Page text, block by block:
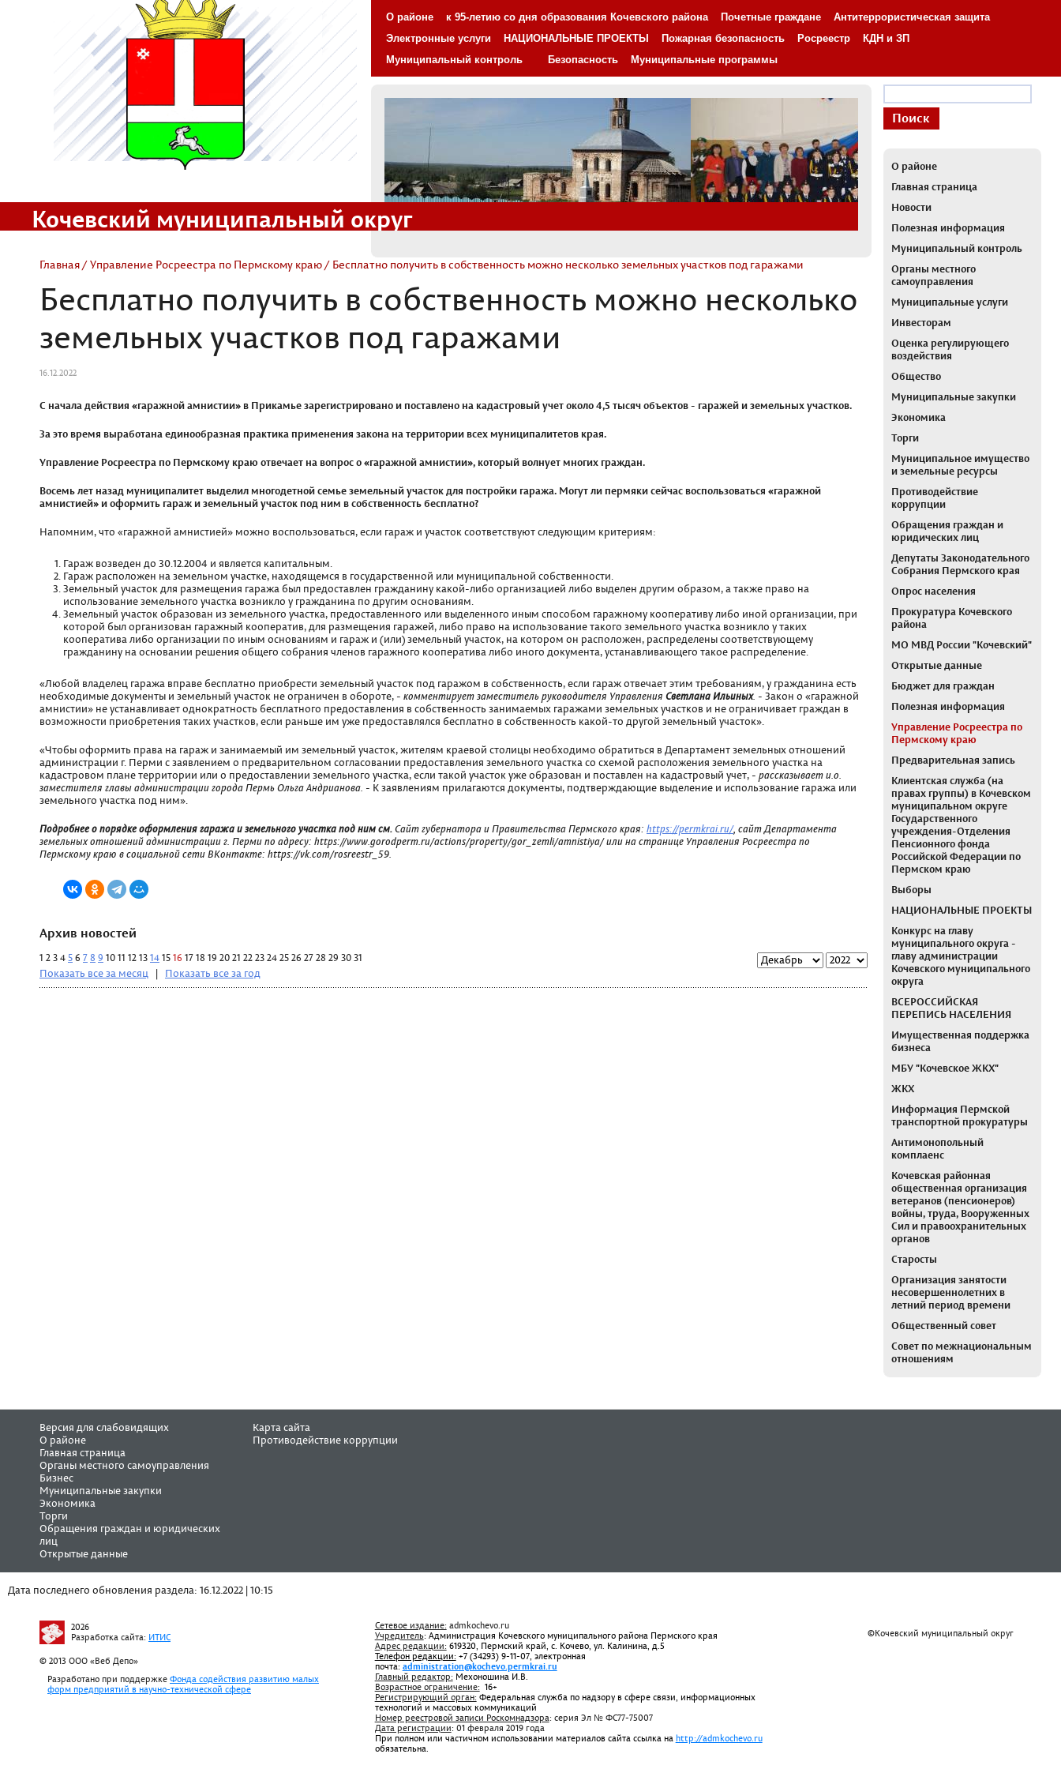
О районе к 95-летию со дня образования Кочевского района Почетные граждане
Антитеррористическая защита
Электронные услуги
НАЦИОНАЛЬНЫЕ ПРОЕКТЫ Пожарная безопасность Росреестр
КДН и ЗП
Муниципальный контроль
Безопасность Муниципальные программы
Кочевский муниципальный округ
О районе
Главная страница
Новости
Полезная информация
Муниципальный контроль
Органы местного
самоуправления
Муниципальные услуги
Инвесторам
Оценка регулирующего
воздействия
Общество
Муниципальные закупки
Экономика
Торги
Муниципальное имущество
и земельные ресурсы
Противодействие
коррупции
Обращения граждан и
юридических лиц
Депутаты Законодательного
Собрания Пермского края
Опрос населения
Прокуратура Кочевского
района
МО МВД России "Кочевский"
Открытые данные
Бюджет для граждан
Полезная информация
Управление Росреестра по
Пермскому краю
Предварительная запись
Клиентская служба (на
правах группы) в Кочевском
муниципальном округе
Государственного
учреждения-Отделения
Пенсионного фонда
Российской Федерации по
Пермском краю
Выборы
НАЦИОНАЛЬНЫЕ ПРОЕКТЫ
Конкурс на главу
муниципального округа -
главу администрации
Кочевского муниципального
округа
ВСЕРОССИЙСКАЯ
ПЕРЕПИСЬ НАСЕЛЕНИЯ
Имущественная поддержка
бизнеса
МБУ "Кочевское ЖКХ"
ЖКХ
Информация Пермской
транспортной прокуратуры
Антимонопольный
комплаенс
Кочевская районная
общественная организация
ветеранов (пенсионеров)
войны, труда, Вооруженных
Сил и правоохранительных
органов
Старосты
Организация занятости
несовершеннолетних в
летний период времени
Общественный совет
Совет по межнациональным
отношениям
Главная/Управление Росреестра по Пермскому краю/ Бесплатно получить в собственность можно несколько земельных участков под гаражами
Бесплатно получить в собственность можно несколько
земельных участков под гаражами
16.12.2022
С начала действия «гаражной амнистии» в Прикамье зарегистрировано и поставлено на кадастровый учет около 4,5 тысяч объектов - гаражей и земельных участков.
За это время выработана единообразная практика применения закона на территории всех муниципалитетов края.
Управление Росреестра по Пермскому краю отвечает на вопрос о «гаражной амнистии», который волнует многих граждан.
Восемь лет назад муниципалитет выделил многодетной семье земельный участок для постройки гаража. Могут ли пермяки сейчас воспользоваться «гаражной
амнистией» и оформить гараж и земельный участок под ним в собственность бесплатно?
Напомним, что «гаражной амнистией» можно воспользоваться, если гараж и участок соответствуют следующим критериям:
Гараж возведен до 30.12.2004 и является капитальным.
Гараж расположен на земельном участке, находящемся в государственной или муниципальной собственности.
Земельный участок для размещения гаража был предоставлен гражданину какой-либо организацией либо выделен другим образом, а также право на
использование земельного участка возникло у гражданина по другим основаниям.
Земельный участок образован из земельного участка, предоставленного или выделенного иным способом гаражному кооперативу либо иной организации, при
которой был организован гаражный кооператив, для размещения гаражей, либо право на использование такого земельного участка возникло у таких
кооператива либо организации по иным основаниям и гараж и (или) земельный участок, на котором он расположен, распределены соответствующему
гражданину на основании решения общего собрания членов гаражного кооператива либо иного документа, устанавливающего такое распределение.
«Любой владелец гаража вправе бесплатно приобрести земельный участок под гаражом в собственность, если гараж отвечает этим требованиям, у гражданина есть
необходимые документы и земельный участок не ограничен в обороте, - комментирует заместитель руководителя Управления Светлана Ильиных. - Закон о «гаражной
амнистии» не устанавливает однократность бесплатного предоставления в собственность занимаемых гаражами земельных участков и не ограничивает граждан в
возможности приобретения таких участков, если раньше им уже предоставлялся бесплатно в собственность какой-то другой земельный участок».
«Чтобы оформить права на гараж и занимаемый им земельный участок, жителям краевой столицы необходимо обратиться в Департамент земельных отношений
администрации г. Перми с заявлением о предварительном согласовании предоставления земельного участка со схемой расположения земельного участка на
кадастровом плане территории или о предоставлении земельного участка, если такой участок уже образован и поставлен на кадастровый учет, - рассказывает и.о.
заместителя главы администрации города Пермь Ольга Андрианова. - К заявлениям прилагаются документы, подтверждающие выделение и использование гаража или
земельного участка под ним».
Подробнее о порядке оформления гаража и земельного участка под ним см.Сайт губернатора и Правительства Пермского края: https://permkrai.ru/, сайт Департамента
земельных отношений администрации г. Перми по адресу: https://www.gorodperm.ru/actions/property/gor_zemli/amnistiya/ или на странице Управления Росреестра по
Пермскому краю в социальной сети ВКонтакте: https://vk.com/rosreestr_59.
Архив новостей
1 2 3 4 5 6 7 8 9 10 11 12 13 14 15 16 17 18 19 20 21 22 23 24 25 26 27 28 29 30 31
Показать все за месяц Показать все за год
Версия для слабовидящих
О районе
Главная страница
Органы местного самоуправления
Бизнес
Муниципальные закупки
Экономика
Торги
Обращения граждан и юридических
лиц
Открытые данные
Карта сайта
Противодействие коррупции
Дата последнего обновления раздела: 16.12.2022 | 10:15
2026
Разработка сайта: ИТИС
© 2013 ООО «Веб Депо»
Разработано при поддержке Фонда содействия развитию малых
форм предприятий в научно-технической сфере
Сетевое издание: admkochevo.ru
Учредитель: Администрация Кочевского муниципального района Пермского края
Адрес редакции: 619320, Пермский край, с. Кочево, ул. Калинина, д.5
Телефон редакции: +7 (34293) 9-11-07, электронная
почта: administration@kochevo.permkrai.ru
Главный редактор: Мехоношина И.В.
Возрастное ограничение: 16+
Регистрирующий орган: Федеральная служба по надзору в сфере связи, информационных
технологий и массовых коммуникаций
Номер реестровой записи Роскомнадзора: серия Эл № ФС77-75007
Дата регистрации: 01 февраля 2019 года
При полном или частичном использовании материалов сайта ссылка на http://admkochevo.ru
обязательна.
©Кочевский муниципальный округ